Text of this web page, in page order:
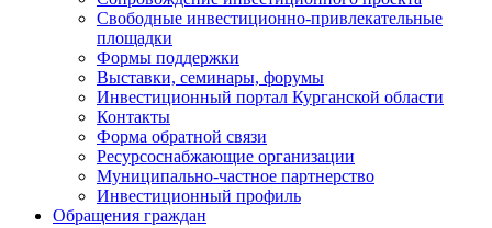
Свободные инвестиционно-привлекательные
площадки
Формы поддержки
Выставки, семинары, форумы
Инвестиционный портал Курганской области
Контакты
Форма обратной связи
Ресурсоснабжающие организации
Муниципально-частное партнерство
Инвестиционный профиль
Обращения граждан